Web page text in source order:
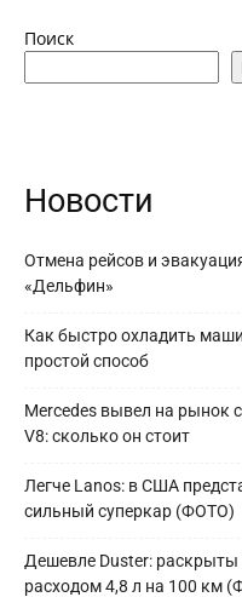
Поиск
Новости
Отмена рейсов и
«Дельфин»
Как быстро охладить
простой способ
Mercedes вывел на рынок
V8: сколько он стоит
Легче Lanos: в США
сильный суперкар (ФОТО)
Дешевле Duster: раскрыты
расходом 4,8 л на 100 км